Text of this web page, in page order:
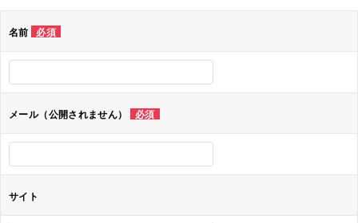
シ
ョ
ン
名前 必須
メール（公開されません） 必須
サイト